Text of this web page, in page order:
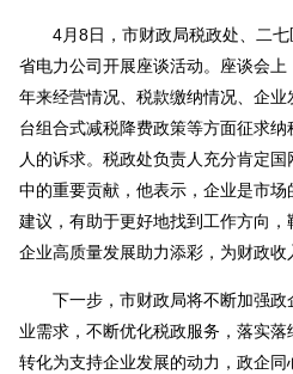
4月8日，市财政局税政处、二
省电力公司开展座谈活动。座谈会
年来经营情况、税款缴纳情况、企
台组合式减税降费政策等方面征求
人的诉求。税政处负责人充分肯定
中的重要贡献，他表示，企业是市
建议，有助于更好地找到工作方向
企业高质量发展助力添彩，为财政收
下一步，市财政局将不断加强
业需求，不断优化税政服务，落实落
转化为支持企业发展的动力，政企